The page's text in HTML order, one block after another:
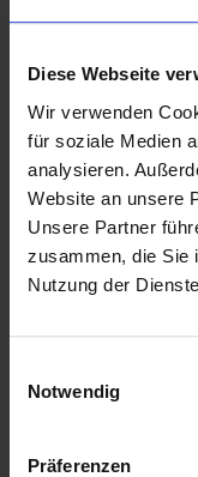
Diese Webseite
Wir verwenden
für soziale Medien
analysieren.
Website an unsere
Unsere Partner
zusammen, die Sie
Nutzung der
Notwendig
Präferenzen